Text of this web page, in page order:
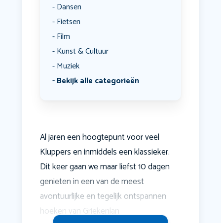
Dansen
Fietsen
Film
Kunst & Cultuur
Muziek
Bekijk alle categorieën
Al jaren een hoogtepunt voor veel
Kluppers en inmiddels een klassieker.
Dit keer gaan we maar liefst 10 dagen
genieten in een van de meest
avontuurlijke en tegelijk ontspannen
hoeken van Griekenlan